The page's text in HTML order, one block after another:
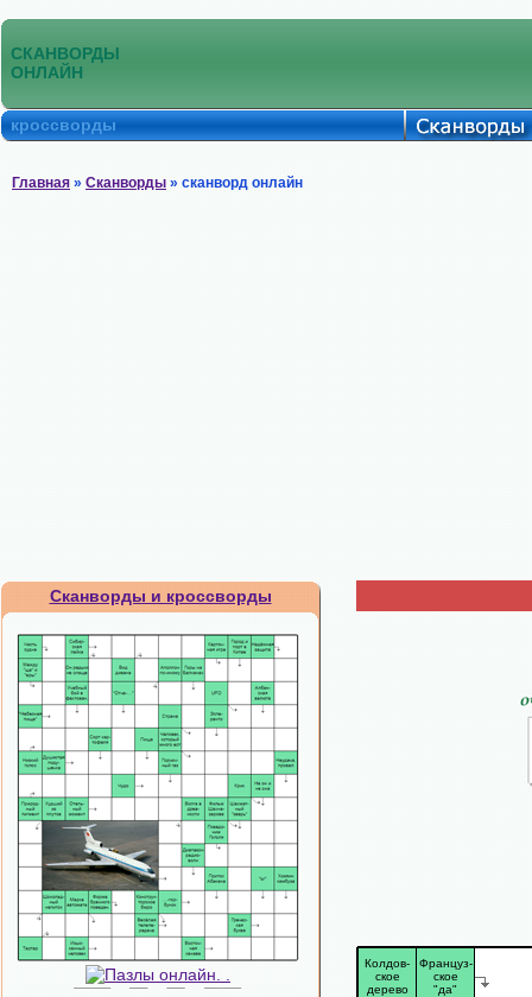
СКАНВОРДЫ
ОНЛАЙН
кроссворды
Главная » Сканворды » сканворд онлайн
Сканворды и кроссворды
Колдов-
ское
дерево
Француз-
ское
"да"